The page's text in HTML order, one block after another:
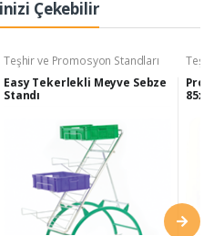
Çekebilir
Teşhir ve Promosyon Standları
Easy Tekerlekli Meyve Sebze
Standı